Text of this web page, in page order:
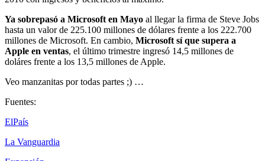
Ya sobrepasó a Microsoft en Mayo al llegar la firma de Steve Jobs
hasta un valor de 225.100 millones de dólares frente a los 222.700
millones de Microsoft. En cambio, Microsoft sí que supera a
Apple en ventas, el último trimestre ingresó 14,5 millones de
doláres frente a los 13,5 millones de Apple.
Veo manzanitas por todas partes ;) …
Fuentes:
ElPaís
La Vanguardia